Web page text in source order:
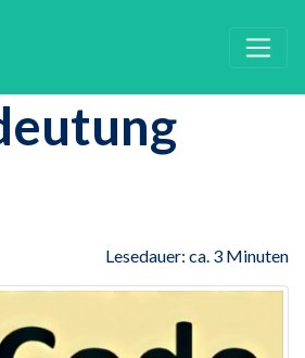
Lesedauer: ca. 3 Minuten